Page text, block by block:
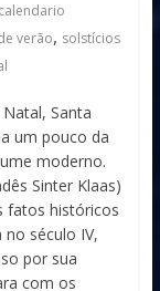
calendario
verão, solstícios
Santa
um pouco da
moderno.
Sinter Klaas)
fatos históricos
século IV,
por sua
com os